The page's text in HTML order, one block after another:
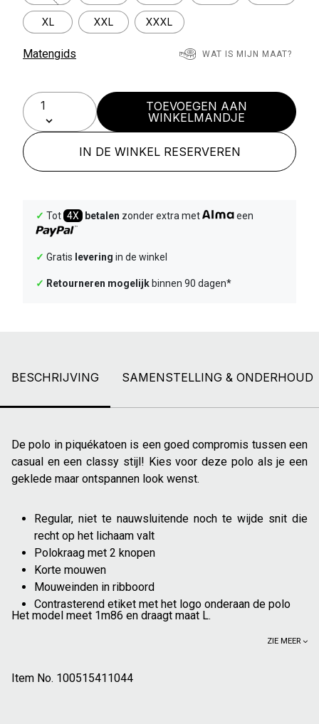
XL XXL XXXL
Matengids WAT IS MIJN MAAT?
TOEVOEGEN AAN
WINKELMANDJE
IN DE WINKEL RESERVEREN
✓ Tot 4X betalen zonder extra met een
✓ Gratis levering in de winkel
✓ Retourneren mogelijk binnen 90 dagen*
BESCHRIJVING SAMENSTELLING & ONDERHOUD
De polo in piquékatoen is een goed compromis tussen een
casual en een classy stijl! Kies voor deze polo als je een
geklede maar ontspannen look wenst.
Regular, niet te nauwsluitende noch te wijde snit die
recht op het lichaam valt
Polokraag met 2 knopen
Korte mouwen
Mouweinden in ribboord
Contrasterend etiket met het logo onderaan de polo
Het model meet 1m86 en draagt maat L.
ZIE MEER
Item No. 100515411044